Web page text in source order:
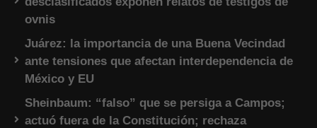
ovnis
Juárez: la importancia de una Buena Vecindad
ante tensiones que afectan interdependencia de
México y EU
Sheinbaum: “falso” que se persiga a Campos;
actuó fuera de la Constitución; rechaza